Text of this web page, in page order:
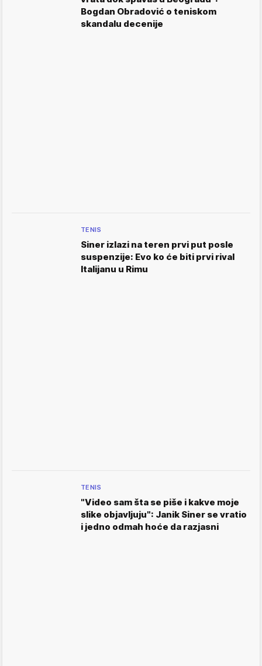
Bogdan Obradović o teniskom
skandalu decenije
TENIS
Siner izlazi na teren prvi put posle
suspenzije: Evo ko će biti prvi rival
Italijanu u Rimu
TENIS
"Video sam šta se piše i kakve moje
slike objavljuju": Janik Siner se vratio
i jedno odmah hoće da razjasni